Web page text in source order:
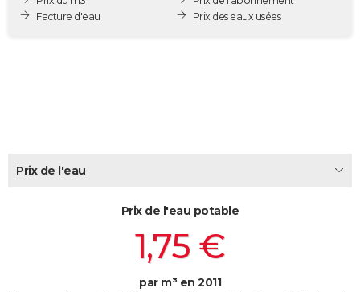
Destinations
City break
Voyage nature
Voyage de noces
Forum
Climat
PHOTO
Dictionnaire
Biographies
Citations
Expressions
Proverbes
Facture d'eau
Prix des eaux usées
Prix de l'eau
Prix de l'eau potable
1,75 €
par m³ en 2011